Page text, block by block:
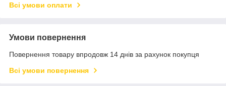
Всі умови оплати
Умови повернення
Повернення товару впродовж 14 днів за рахунок покупця
Всі умови повернення